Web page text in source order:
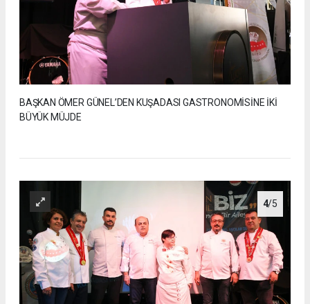
BAŞKAN ÖMER GÜNEL’DEN KUŞADASI GASTRONOMİSİNE İKİ
BÜYÜK MÜJDE
4/5